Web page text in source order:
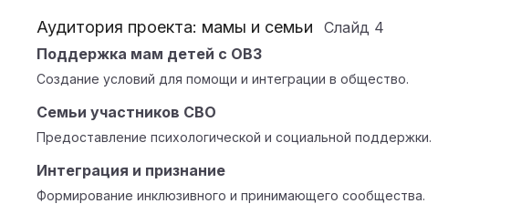
Аудитория проекта: мамы и семьи Слайд 4
Поддержка мам детей с ОВЗ
Создание условий для помощи и интеграции в общество.
Семьи участников СВО
Предоставление психологической и социальной поддержки.
Интеграция и признание
Формирование инклюзивного и принимающего сообщества.